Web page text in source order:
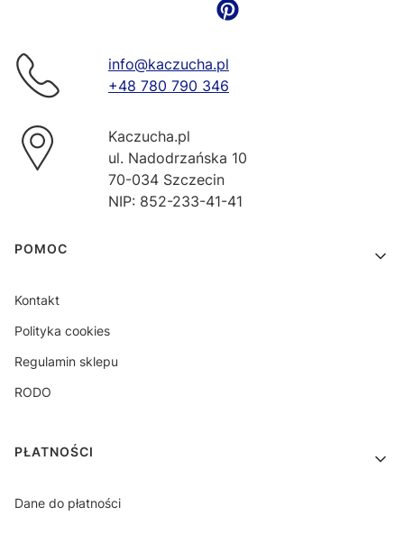
info@kaczucha.pl
+48 780 790 346
Kaczucha.pl
ul. Nadodrzańska 10
70-034 Szczecin
NIP: 852-233-41-41
Linki w stopce
POMOC
Kontakt
Polityka cookies
Regulamin sklepu
RODO
PŁATNOŚCI
Dane do płatności